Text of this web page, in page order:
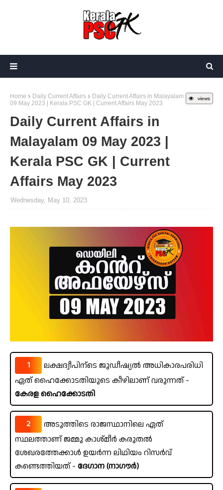
views
Home Daily Current Affairs
Daily Current Affairs in Malayalam
09 May 2023 | Kerala PSC GK | Current Affairs May 2023
Daily Current Affairs in
Malayalam 09 May 2023 |
Kerala PSC GK | Current
Affairs May 2023
Wednesday, May 10, 2023
1
ലക്ഷദ്വീപിന്ടെ ജുഡീഷ്യൽ അധികാരപരിധി
ഏത് ഹൈക്കോടതിയുടെ കീഴിലാണ് വരുന്നത് -
കേരള ഹൈക്കോടതി
2
അടുത്തിടെ രാജസ്ഥാനിലെ ഏത്
സ്ഥലത്താണ് ജമ്മു കാശ്‌മീർ കരുതൽ
ശേഖരത്തേക്കാൾ ഉയർന്ന ലിഥിയം റിസർവ്
കണ്ടെത്തിയത് - ദേഗാന (നാഗൗർ)